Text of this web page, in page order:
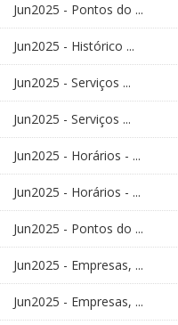
Jun2025 - Pontos do ...
Jun2025 - Histórico ...
Jun2025 - Serviços ...
Jun2025 - Serviços ...
Jun2025 - Horários - ...
Jun2025 - Horários - ...
Jun2025 - Pontos do ...
Jun2025 - Empresas, ...
Jun2025 - Empresas, ...